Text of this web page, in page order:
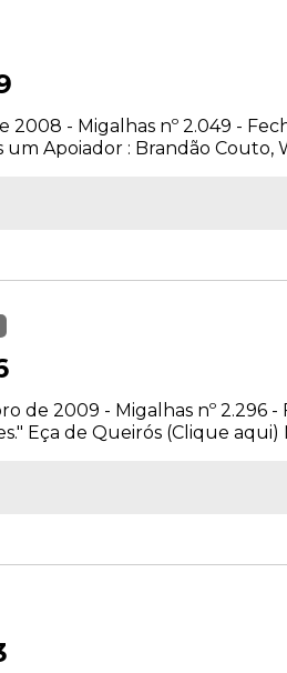
2008 - Migalhas nº 2.049 -
Apoiador : Brandão Couto,
de 2009 - Migalhas nº 2.296
Eça de Queirós (Clique aqui)